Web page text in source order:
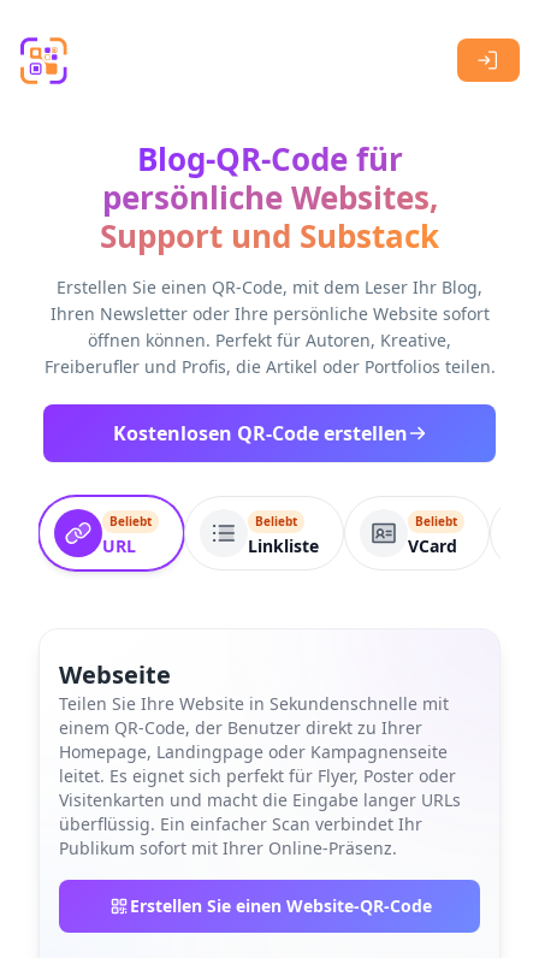
Blog-QR-Code für
persönliche Websites,
Support und Substack
Erstellen Sie einen QR-Code, mit dem Leser Ihr Blog,
Ihren Newsletter oder Ihre persönliche Website sofort
öffnen können. Perfekt für Autoren, Kreative,
Freiberufler und Profis, die Artikel oder Portfolios teilen.
Kostenlosen QR-Code erstellen
Beliebt
URL
Beliebt
Linkliste
Beliebt
VCard
Webseite
Teilen Sie Ihre Website in Sekundenschnelle mit
einem QR-Code, der Benutzer direkt zu Ihrer
Homepage, Landingpage oder Kampagnenseite
leitet. Es eignet sich perfekt für Flyer, Poster oder
Visitenkarten und macht die Eingabe langer URLs
überflüssig. Ein einfacher Scan verbindet Ihr
Publikum sofort mit Ihrer Online-Präsenz.
Erstellen Sie einen Website-QR-Code